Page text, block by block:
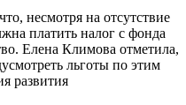
несмотря на отсутствие
платить налог с фонда
Елена Климова отметила,
льготы по этим
развития